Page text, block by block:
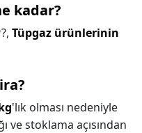
kadar?
Tüpgaz ürünlerinin
'lık olması nedeniyle
ve stoklama açısından